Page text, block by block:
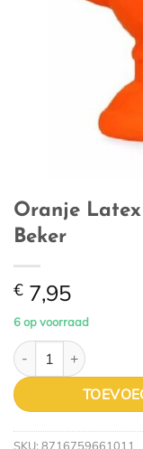
Oranje
Beker
€ 7,95
6 op voorraad
Oranje Latex
SKU: 8716759661011